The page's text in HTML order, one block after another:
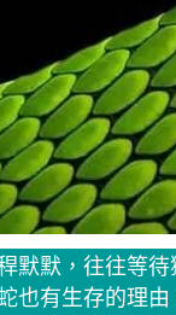
默默，往往等
也有生存的理